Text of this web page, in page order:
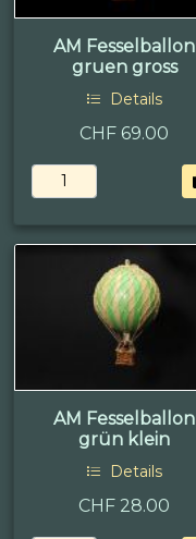
AM Fesselballon
gruen gross
Details
CHF 69.00
AM Fesselballon
grün klein
Details
CHF 28.00